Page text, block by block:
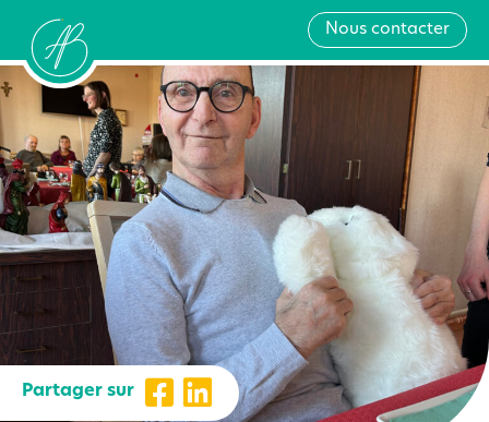
Nous contacter
Partager sur